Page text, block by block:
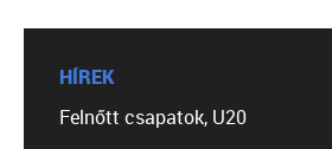
HÍREK
Felnőtt csapatok, U20